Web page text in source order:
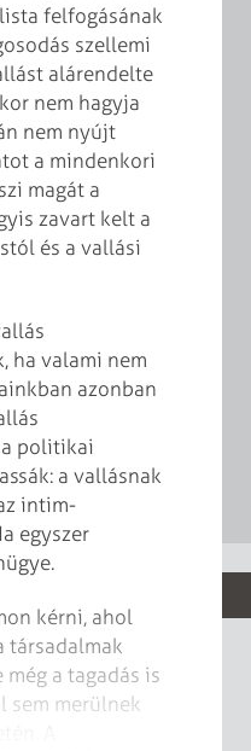
felfogásának
szellemi
alárendelte
nem hagyja
nem nyújt
a mindenkori
magát a
zavart kelt a
és a vallási
ha valami nem
azonban
a politikai
a vallásnak
intim-
egyszer
kérni, ahol
társadalmak
a tagadás is
sem merülnek